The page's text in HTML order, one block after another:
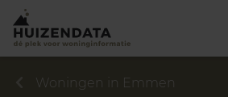
Woningen in Emmen